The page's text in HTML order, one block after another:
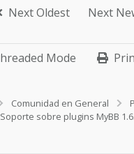
Next Oldest Next
Mode
Comunidad en General
Soporte sobre plugins MyBB